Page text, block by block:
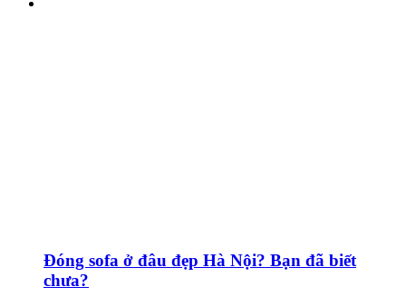
Đóng sofa ở đâu đẹp Hà Nội? Bạn đã biết
chưa?